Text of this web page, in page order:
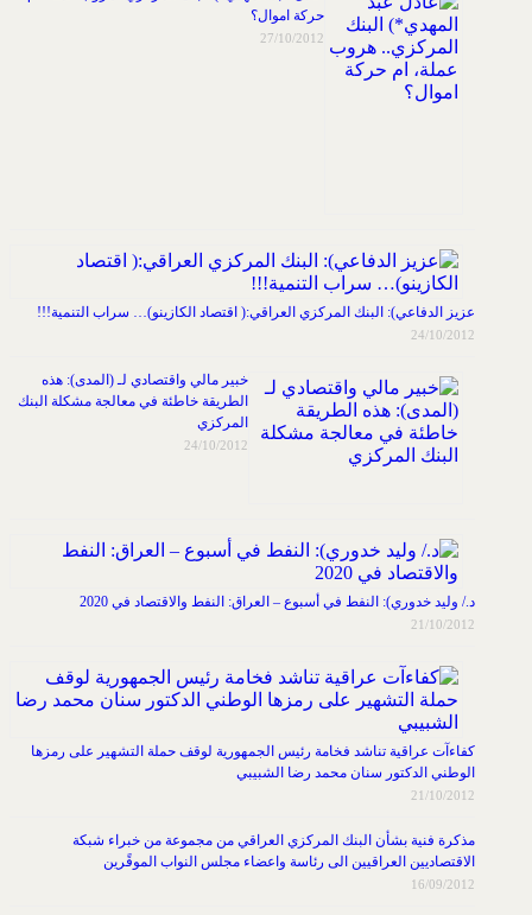
حركة اموال؟
27/10/2012
عزيز الدفاعي): البنك المركزي العراقي:( اقتصاد الكازينو)… سراب التنمية!!!
24/10/2012
خبير مالي واقتصادي لـ (المدى): هذه
الطريقة خاطئة في معالجة مشكلة البنك
المركزي
24/10/2012
د./ وليد خدوري): النفط في أسبوع – العراق: النفط والاقتصاد في 2020
21/10/2012
كفاءآت عراقية تناشد فخامة رئيس الجمهورية لوقف حملة التشهير على رمزها
الوطني الدكتور سنان محمد رضا الشبيبي
21/10/2012
مذكرة فنية بشأن البنك المركزي العراقي من مجموعة من خبراء شبكة
الاقتصاديين العراقيين الى رئاسة واعضاء مجلس النواب الموقًرين
16/09/2012